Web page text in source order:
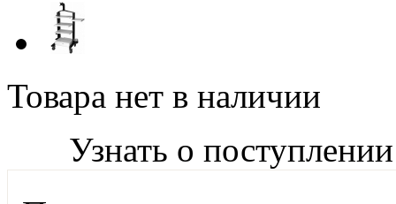
Товара нет в наличии
Узнать о поступлении